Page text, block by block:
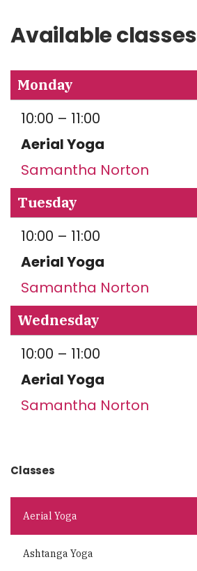
Available classes
Monday
10:00 – 11:00
Aerial Yoga
Samantha Norton
Tuesday
10:00 – 11:00
Aerial Yoga
Samantha Norton
Wednesday
10:00 – 11:00
Aerial Yoga
Samantha Norton
Classes
Aerial Yoga
Ashtanga Yoga